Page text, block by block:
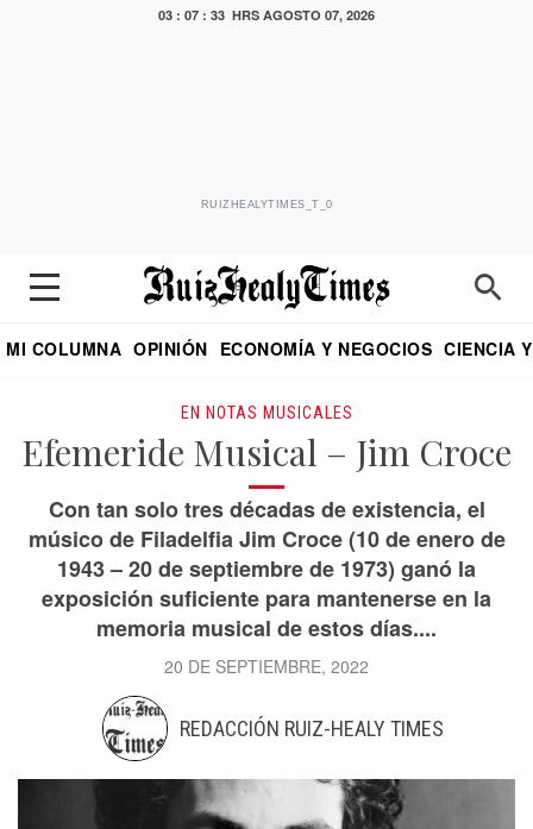
03 : 07 : 34 HRS AGOSTO 07, 2026
RUIZHEALYTIMES_T_0
MI COLUMNA OPINIÓN ECONOMÍA Y NEGOCIOS CIENCIA
EN NOTAS MUSICALES
Efemeride Musical – Jim Croce
Con tan solo tres décadas de existencia, el
músico de Filadelfia Jim Croce (10 de enero de
1943 – 20 de septiembre de 1973) ganó la
exposición suficiente para mantenerse en la
memoria musical de estos días....
20 DE SEPTIEMBRE, 2022
REDACCIÓN RUIZ-HEALY TIMES